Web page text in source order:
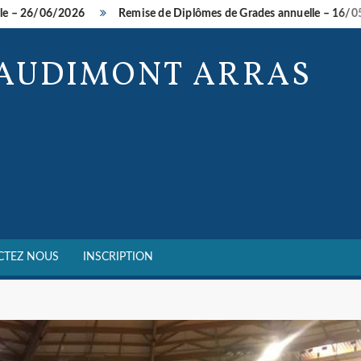
06/2026 Remise de Diplômes de Grades annuelle – 16/05/
ARRAS
NOUS INSCRIPTION